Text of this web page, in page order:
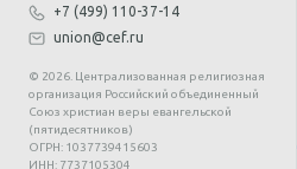
+7 (499) 110-37-14
union@cef.ru
© 2026. Централизованная религиозная
организация Российский объединенный
Союз христиан веры евангельской
(пятидесятников)
ОГРН: 1037739415603
ИНН: 7737105304